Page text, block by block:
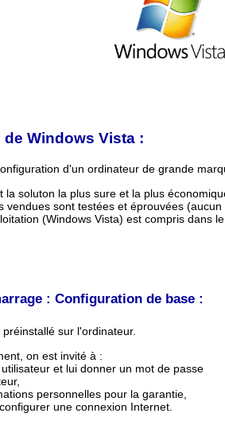
Windows Vista :
d'un ordinateur de grande
la soluton la plus sure et la plus
vendues sont testées et éprouvées
(Windows Vista) est compris dans
: Configuration de base :
sur l'ordinateur.
on est invité à :
et lui donner un mot de passe
personnelles pour la garantie,
une connexion Internet.